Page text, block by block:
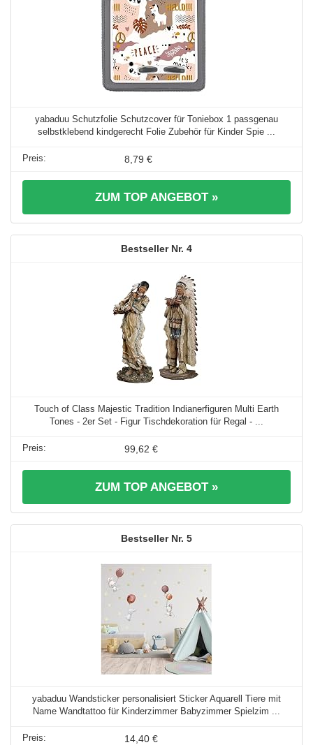
yabaduu Schutzfolie Schutzcover für Toniebox 1 passgenau
selbstklebend kindgerecht Folie Zubehör für Kinder Spie ...
8,79 €
ZUM TOP ANGEBOT »
4
Touch of Class Majestic Tradition Indianerfiguren Multi Earth
Tones - 2er Set - Figur Tischdekoration für Regal - ...
99,62 €
ZUM TOP ANGEBOT »
5
yabaduu Wandsticker personalisiert Sticker Aquarell Tiere mit
Name Wandtattoo für Kinderzimmer Babyzimmer Spielzim ...
14,40 €